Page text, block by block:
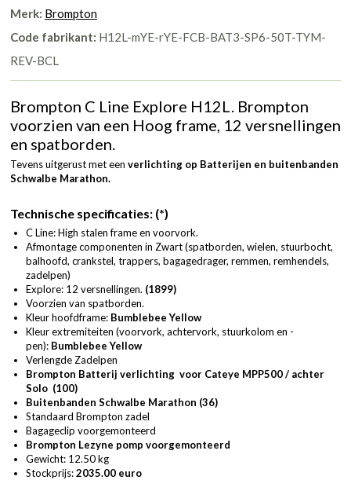
Merk: Brompton
Code fabrikant: H12L-mYE-rYE-FCB-BAT3-SP6-50T-TYM-
REV-BCL
Brompton C Line Explore H12L. Brompton
voorzien van een Hoog frame, 12 versnellingen
en spatborden.
Tevens uitgerust met een verlichting op Batterijen en buitenbanden
Schwalbe Marathon.
Technische specificaties: (*)
C Line: High stalen frame en voorvork.
Afmontage componenten in Zwart (spatborden, wielen, stuurbocht,
balhoofd, crankstel, trappers, bagagedrager, remmen, remhendels,
zadelpen)
Explore: 12 versnellingen. (1899)
Voorzien van spatborden.
Kleur hoofdframe: Bumblebee Yellow
Kleur extremiteiten (voorvork, achtervork, stuurkolom en -
pen): Bumblebee Yellow
Verlengde Zadelpen
Brompton Batterij verlichting voor Cateye MPP500 / achter
Solo (100)
Buitenbanden Schwalbe Marathon (36)
Standaard Brompton zadel
Bagageclip voorgemonteerd
Brompton Lezyne pomp voorgemonteerd
Gewicht: 12.50 kg
Stockprijs:2035.00 euro